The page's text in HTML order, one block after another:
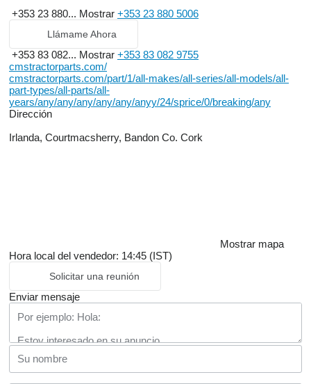
+353 23 880... Mostrar +353 23 880 5006
Llámame Ahora
+353 83 082... Mostrar +353 83 082 9755
cmstractorparts.com/
cmstractorparts.com/part/1/all-makes/all-series/all-models/all-
part-types/all-parts/all-
years/any/any/any/any/any/anyy/24/sprice/0/breaking/any
Dirección
Irlanda, Courtmacsherry, Bandon Co. Cork
Mostrar mapa
Hora local del vendedor: 14:45 (IST)
Solicitar una reunión
Enviar mensaje